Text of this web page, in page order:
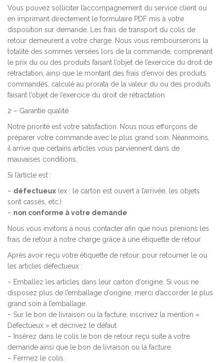
Vous pouvez solliciter l’accompagnement du service client ou
en imprimant directement le formulaire PDF mis à votre
disposition sur demande. Les frais de transport du colis de
retour demeurent à votre charge. Nous vous rembourserons la
totalité des sommes versées lors de la commande, comprenant
le prix du ou des produits faisant l’objet de l’exercice du droit de
rétractation, ainsi que le montant des frais d’envoi des produits
commandés, calculé au prorata de la valeur du ou des produits
faisant l’objet de l’exercice du droit de rétractation.
2 – Garantie qualité
Notre priorité est votre satisfaction. Nous nous efforçons de
préparer votre commande avec le plus grand soin. Néanmoins,
il arrive que certains articles vous parviennent dans de
mauvaises conditions.
Si l’article est :
– défectueux (ex : le carton est ouvert à l’arrivée, les objets
sont cassés, etc.)
– non conforme à votre demande
Nous vous invitons à nous contacter afin que nous prenions les
frais de retour à notre charge grâce à une étiquette de retour.
Après avoir reçu votre étiquette de retour, pour retourner le ou
les articles défectueux :
– Emballez les articles dans leur carton d’origine. Si vous ne
disposez plus de l’emballage d’origine, merci d’accorder le plus
grand soin à l’emballage.
– Sur le bon de livraison ou la facture, inscrivez la mention «
Défectueux » et décrivez le défaut.
– Insérez dans le colis le bon de retour reçu suite à votre
demande ainsi que le bon de livraison ou la facture.
– Fermez le colis.